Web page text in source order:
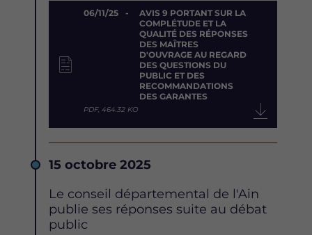
Document
06/11/25
AVIS 9 PORTANT SUR LA
COMPLÉTUDE ET LA
QUALITÉ DES RÉPONSES
DES MAÎTRES
D'OUVRAGE AU REGARD
DES QUESTIONS DU
PUBLIC ET DES
RECOMMANDATIONS
DES GARANTES
PDF, 464.32 KO
Date
15 octobre 2025
Description
Le conseil départemental de l'Ain
publie ses réponses suite au débat
public